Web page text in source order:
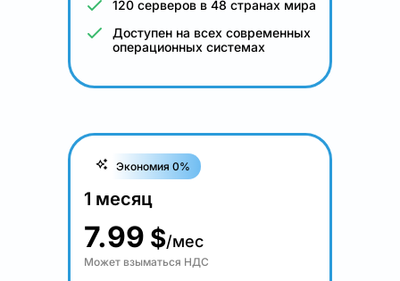
120 серверов в 48 странах мира
Доступен на всех современных
операционных системах
Экономия 0%
1 месяц
7.99 $/мес
Может взыматься НДС